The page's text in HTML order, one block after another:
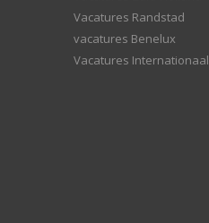
Vacatures Randstad
vacatures Benelux
Vacatures Internationaal